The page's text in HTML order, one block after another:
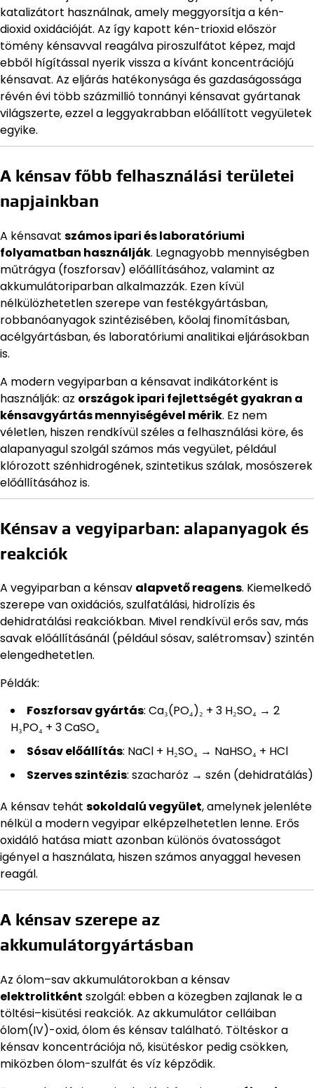
katalizátort használnak, amely meggyorsítja a kén-
dioxid oxidációját. Az így kapott kén-trioxid először
tömény kénsavval reagálva piroszulfátot képez, majd
ebből hígítással nyerik vissza a kívánt koncentrációjú
kénsavat. Az eljárás hatékonysága és gazdaságossága
révén évi több százmillió tonnányi kénsavat gyártanak
világszerte, ezzel a leggyakrabban előállított vegyületek
egyike.
A kénsav főbb felhasználási területei
napjainkban
A kénsavat számos ipari és laboratóriumi
folyamatban használják. Legnagyobb mennyiségben
műtrágya (foszforsav) előállításához, valamint az
akkumulátoriparban alkalmazzák. Ezen kívül
nélkülözhetetlen szerepe van festékgyártásban,
robbanóanyagok szintézisében, kőolaj finomításban,
acélgyártásban, és laboratóriumi analitikai eljárásokban
is.
A modern vegyiparban a kénsavat indikátorként is
használják: az országok ipari fejlettségét gyakran a
kénsavgyártás mennyiségével mérik. Ez nem
véletlen, hiszen rendkívül széles a felhasználási köre, és
alapanyagul szolgál számos más vegyület, például
klórozott szénhidrogének, szintetikus szálak, mosószerek
előállításához is.
Kénsav a vegyiparban: alapanyagok és
reakciók
A vegyiparban a kénsav alapvető reagens. Kiemelkedő
szerepe van oxidációs, szulfatálási, hidrolízis és
dehidratálási reakciókban. Mivel rendkívül erős sav, más
savak előállításánál (például sósav, salétromsav) szintén
elengedhetetlen.
Példák:
Foszforsav gyártás: Ca₃(PO₄)₂ + 3 H₂SO₄ → 2
H₃PO₄ + 3 CaSO₄
Sósav előállítás: NaCl + H₂SO₄ → NaHSO₄ + HCl
Szerves szintézis: szacharóz → szén (dehidratálás)
A kénsav tehát sokoldalú vegyület, amelynek jelenléte
nélkül a modern vegyipar elképzelhetetlen lenne. Erős
oxidáló hatása miatt azonban különös óvatosságot
igényel a használata, hiszen számos anyaggal hevesen
reagál.
A kénsav szerepe az
akkumulátorgyártásban
Az ólom–sav akkumulátorokban a kénsav
elektrolitként szolgál: ebben a közegben zajlanak le a
töltési–kisütési reakciók. Az akkumulátor celláiban
ólom(IV)-oxid, ólom és kénsav található. Töltéskor a
kénsav koncentrációja nő, kisütéskor pedig csökken,
miközben ólom-szulfát és víz képződik.